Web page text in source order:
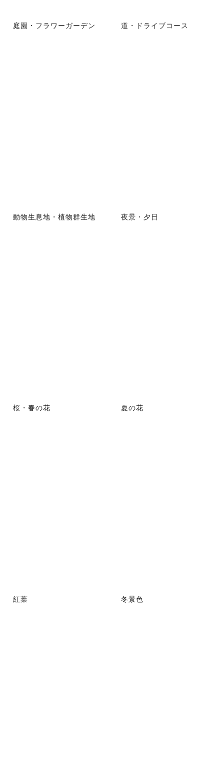
庭園・フラワーガーデン 道・ドライブコース
動物生息地・植物群生地 夜景・夕日
桜・春の花 夏の花
紅葉 冬景色